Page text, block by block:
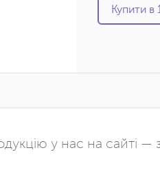
Купити в
у нас на сайті